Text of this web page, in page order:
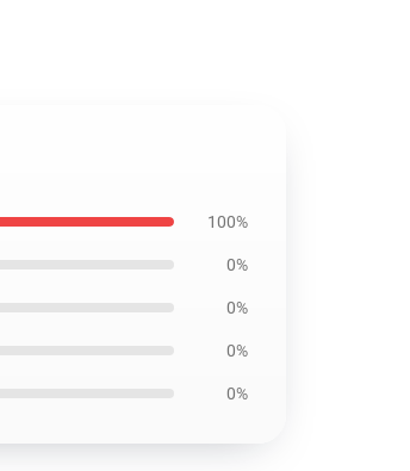
100%
0%
0%
0%
0%